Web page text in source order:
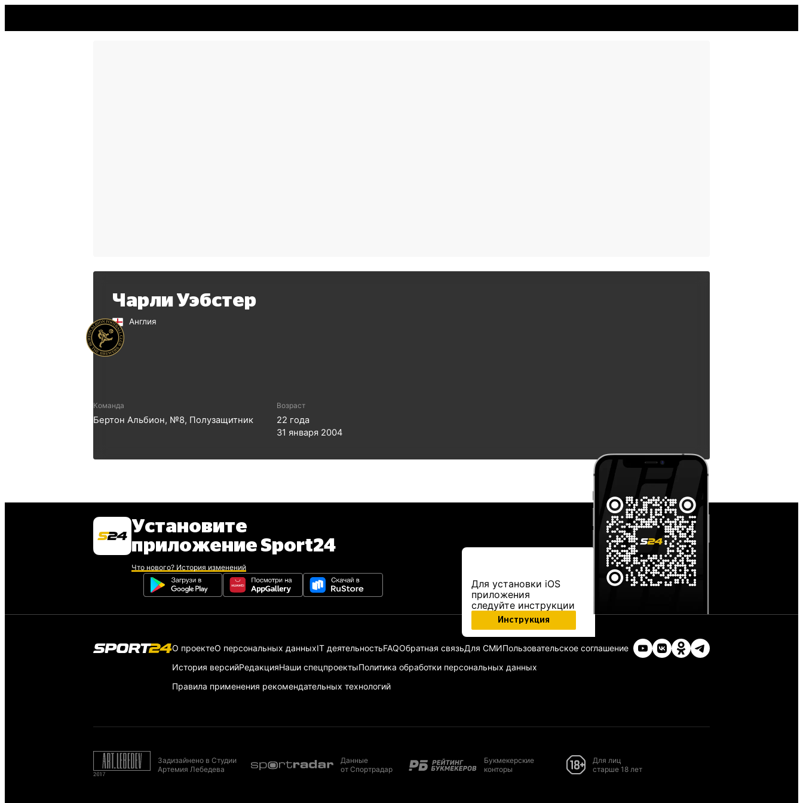
Чарли Уэбстер
Англия
Команда
Бертон Альбион, №8, Полузащитник
Возраст
22 года
31 января 2004
Установите
приложение Sport24
Что нового? История изменений
Для установки iOS
приложения
следуйте инструкции
Инструкция
О проектеО персональных данныхIT деятельностьFAQОбратная связьДля СМИПользовательское соглашение
История версийРедакцияНаши спецпроектыПолитика обработки персональных данных
Правила применения рекомендательных технологий
Задизайнено в Студии
Артемия Лебедева
Данные
от Спортрадар
Букмекерские
конторы
Для лиц
старше 18 лет